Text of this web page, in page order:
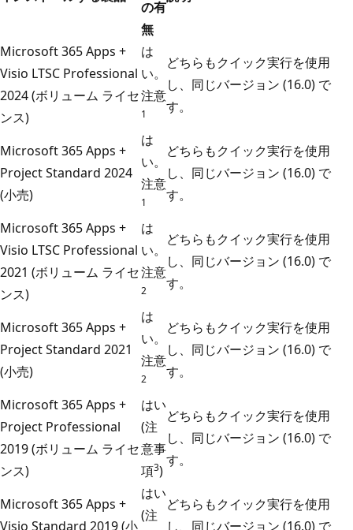
の有
無
Microsoft 365 Apps +
Visio LTSC Professional
2024 (ボリューム ライセ
ンス)
は
い。
注意
1
どちらもクイック実行を使用
し、同じバージョン (16.0) で
す。
Microsoft 365 Apps +
Project Standard 2024
(小売)
は
い。
注意
1
どちらもクイック実行を使用
し、同じバージョン (16.0) で
す。
Microsoft 365 Apps +
Visio LTSC Professional
2021 (ボリューム ライセ
ンス)
は
い。
注意
2
どちらもクイック実行を使用
し、同じバージョン (16.0) で
す。
Microsoft 365 Apps +
Project Standard 2021
(小売)
は
い。
注意
2
どちらもクイック実行を使用
し、同じバージョン (16.0) で
す。
Microsoft 365 Apps +
Project Professional
2019 (ボリューム ライセ
ンス)
はい
(注
意事
項3)
どちらもクイック実行を使用
し、同じバージョン (16.0) で
す。
Microsoft 365 Apps +
Visio Standard 2019 (小
はい
(注
どちらもクイック実行を使用
し、同じバージョン (16.0) で